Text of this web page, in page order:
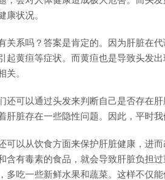
康状况。
关系吗？答案是肯定的。因为肝脏在
起黄疸等症状。而黄疸也是导致头发
关。
还可以通过头发来判断自己是否存在
肝脏存在一些隐性问题。因此，平时
可以从饮食方面来保护肝脏健康，进
含有毒素的食品，就会导致肝脏负担
多吃一些新鲜水果和蔬菜。这样不仅